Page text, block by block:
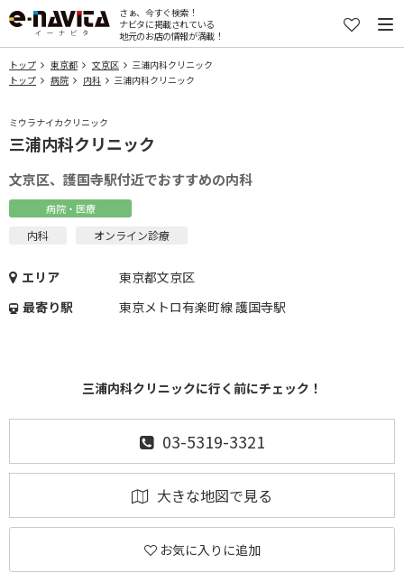
さぁ、今すぐ検索！
ナビタに掲載されている
地元のお店の情報が満載！
トップ 東京都 文京区
三浦内科クリニック
トップ
病院 内科 三浦内科クリニック
ミウラナイカクリニック
三浦内科クリニック
文京区、護国寺駅付近でおすすめの内科
病院・医療
内科 オンライン診療
エリア
東京都文京区
最寄り駅
東京メトロ有楽町線 護国寺駅
三浦内科クリニックに行く前にチェック！
03-5319-3321
大きな地図で見る
お気に入りに追加